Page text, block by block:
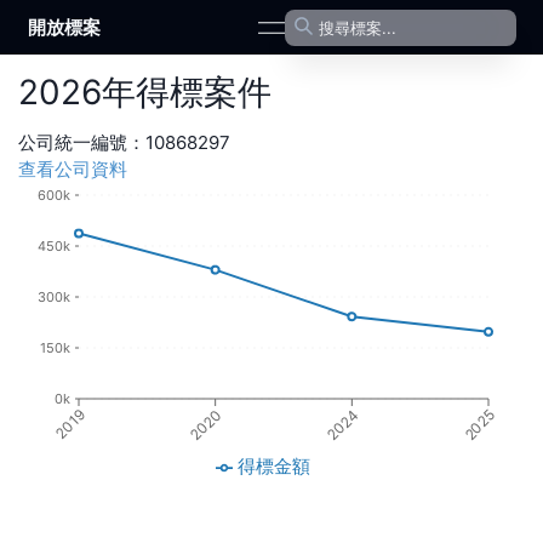
開放標案 open navigation menu
2026年得標案件
公司統一編號： 10868297
查看公司資料
2019 2020 2024 2025
0k
150k
300k
450k
600k
得標金額